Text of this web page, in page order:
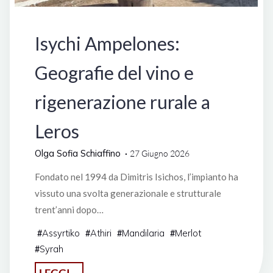
Isychi Ampelones:
Geografie del vino e
rigenerazione rurale a
Leros
Olga Sofia Schiaffino 27 Giugno 2026
Fondato nel 1994 da Dimitris Isichos, l’impianto ha
vissuto una svolta generazionale e strutturale
trent’anni dopo…
#Assyrtiko #Athiri #Mandilaria #Merlot
#Syrah